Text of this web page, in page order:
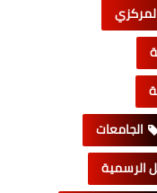
الجامعات
الرسمية